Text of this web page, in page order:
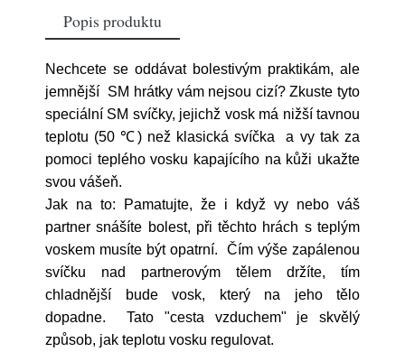
Popis produktu
Nechcete se oddávat bolestivým praktikám, ale
jemnější SM hrátky vám nejsou cizí? Zkuste tyto
speciální SM svíčky, jejichž vosk má nižší tavnou
teplotu (50 ℃) než klasická svíčka a vy tak za
pomoci teplého vosku kapajícího na kůži ukažte
svou vášeň.
Jak na to: Pamatujte, že i když vy nebo váš
partner snášíte bolest, při těchto hrách s teplým
voskem musíte být opatrní. Čím výše zapálenou
svíčku nad partnerovým tělem držíte, tím
chladnější bude vosk, který na jeho tělo
dopadne. Tato "cesta vzduchem" je skvělý
způsob, jak teplotu vosku regulovat.